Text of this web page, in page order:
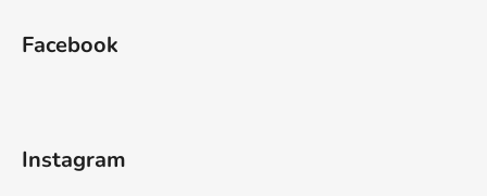
Facebook
Instagram